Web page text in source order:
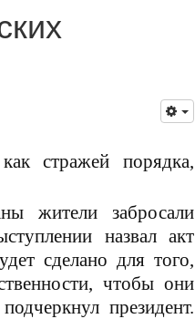
стражей порядка,
жители забросали
назвал акт
сделано для того,
чтобы они
президент.